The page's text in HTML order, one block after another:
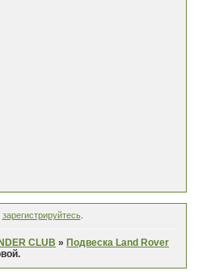
зарегистрируйтесь.
CLUB » Подвеска Land Rover